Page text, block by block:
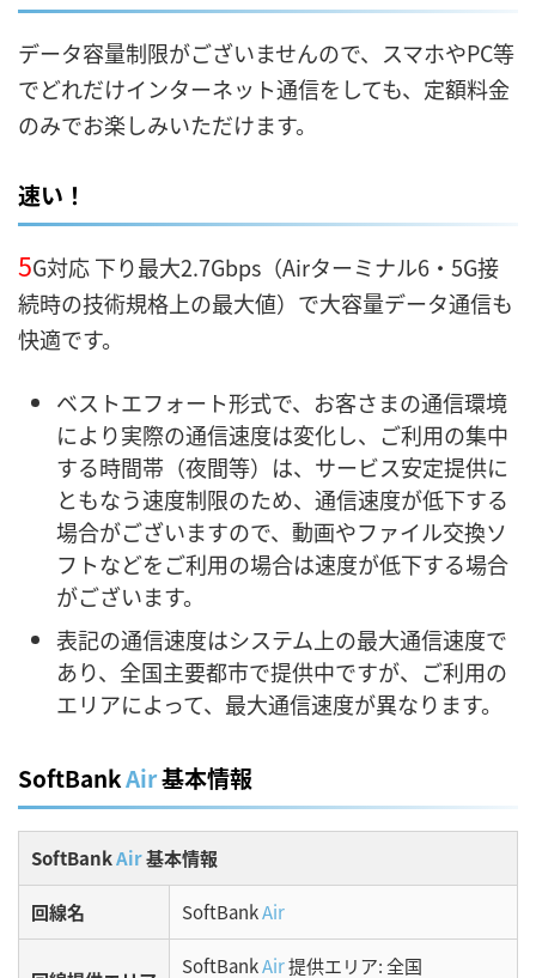
データ容量制限がございませんので、スマホやPC等
でどれだけインターネット通信をしても、定額料金
のみでお楽しみいただけます。
速い！
5G対応下り最大2.7Gbps（Airターミナル6・5G接
続時の技術規格上の最大値） で大容量データ通信も
快適です。
ベストエフォート形式で、お客さまの通信環境
により実際の通信速度は変化し、ご利用の集中
する時間帯（夜間等）は、サービス安定提供に
ともなう速度制限のため、通信速度が低下する
場合がございますので、動画やファイル交換ソ
フトなどをご利用の場合は速度が低下する場合
がございます。
表記の通信速度はシステム上の最大通信速度で
あり、全国主要都市で提供中ですが、ご利用の
エリアによって、最大通信速度が異なります。
SoftBankAir基本情報
SoftBankAir基本情報
回線名 SoftBankAir
SoftBankAir提供エリア: 全国